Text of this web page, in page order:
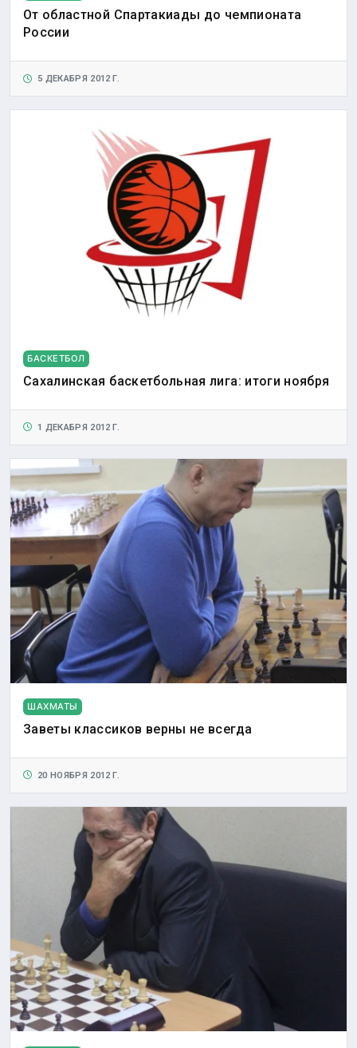
От областной Спартакиады до чемпионата
России
5 ДЕКАБРЯ 2012 Г.
БАСКЕТБОЛ
Сахалинская баскетбольная лига: итоги ноября
1 ДЕКАБРЯ 2012 Г.
ШАХМАТЫ
Заветы классиков верны не всегда
20 НОЯБРЯ 2012 Г.